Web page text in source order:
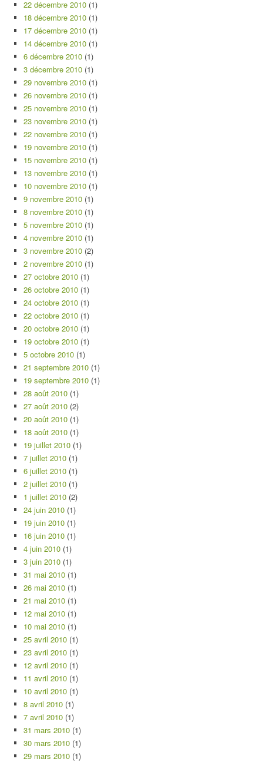
22 décembre 2010 (1)
18 décembre 2010 (1)
17 décembre 2010 (1)
14 décembre 2010 (1)
6 décembre 2010 (1)
3 décembre 2010 (1)
29 novembre 2010 (1)
26 novembre 2010 (1)
25 novembre 2010 (1)
23 novembre 2010 (1)
22 novembre 2010 (1)
19 novembre 2010 (1)
15 novembre 2010 (1)
13 novembre 2010 (1)
10 novembre 2010 (1)
9 novembre 2010 (1)
8 novembre 2010 (1)
5 novembre 2010 (1)
4 novembre 2010 (1)
3 novembre 2010 (2)
2 novembre 2010 (1)
27 octobre 2010 (1)
26 octobre 2010 (1)
24 octobre 2010 (1)
22 octobre 2010 (1)
20 octobre 2010 (1)
19 octobre 2010 (1)
5 octobre 2010 (1)
21 septembre 2010 (1)
19 septembre 2010 (1)
28 août 2010 (1)
27 août 2010 (2)
20 août 2010 (1)
18 août 2010 (1)
19 juillet 2010 (1)
7 juillet 2010 (1)
6 juillet 2010 (1)
2 juillet 2010 (1)
1 juillet 2010 (2)
24 juin 2010 (1)
19 juin 2010 (1)
16 juin 2010 (1)
4 juin 2010 (1)
3 juin 2010 (1)
31 mai 2010 (1)
26 mai 2010 (1)
21 mai 2010 (1)
12 mai 2010 (1)
10 mai 2010 (1)
25 avril 2010 (1)
23 avril 2010 (1)
12 avril 2010 (1)
11 avril 2010 (1)
10 avril 2010 (1)
8 avril 2010 (1)
7 avril 2010 (1)
31 mars 2010 (1)
30 mars 2010 (1)
29 mars 2010 (1)